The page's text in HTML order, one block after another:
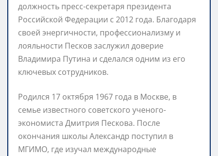
должность пресс-секретаря президента
Российской Федерации с 2012 года. Благодаря
своей энергичности, профессионализму и
лояльности Песков заслужил доверие
Владимира Путина и сделался одним из его
ключевых сотрудников.
Родился 17 октября 1967 года в Москве, в
семье известного советского ученого-
экономиста Дмитрия Пескова. После
окончания школы Александр поступил в
МГИМО, где изучал международные